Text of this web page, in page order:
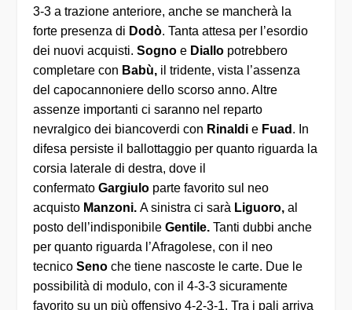
3-3 a trazione anteriore, anche se mancherà la
forte presenza di Dodò . Tanta attesa per l’esordio
dei nuovi acquisti. Sogno e Diallo potrebbero
completare con Babù, il tridente, vista l’assenza
del capocannoniere dello scorso anno. Altre
assenze importanti ci saranno nel reparto
nevralgico dei biancoverdi con Rinaldi e Fuad . In
difesa persiste il ballottaggio per quanto riguarda la
corsia laterale di destra, dove il
confermatoGargiulo parte favorito sul neo
acquisto Manzoni. A sinistra ci sarà Liguoro, al
posto dell’indisponibileGentile.Tanti dubbi anche
per quanto riguarda l’Afragolese, con il neo
tecnico Senoche tiene nascoste le carte. Due le
possibilità di modulo, con il 4-3-3 sicuramente
favorito su un più offensivo 4-2-3-1. Tra i pali arriva